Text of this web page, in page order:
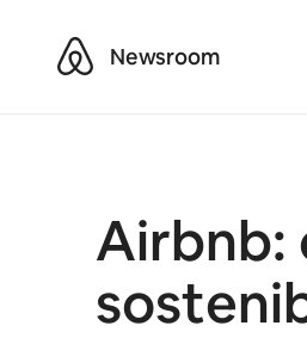
AirbnbNewsroom
Airbnb: